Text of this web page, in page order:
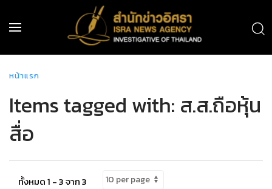
หน้าแรก
Items tagged with: ส.ส.ถือหุ้น
สื่อ
ทั้งหมด 1 - 3 จาก 3